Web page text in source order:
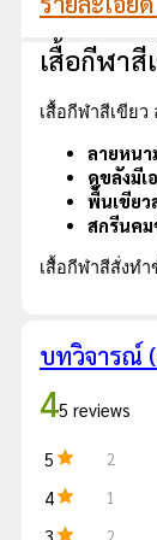
เสื้อกีฬาสี
เสื้อกีฬาสีเขีย
ลายหนา
ดูขลังมี
พื้นเขียว
สกรีนคม
เสื้อกีฬาสีสั่งท
บทวิจารณ์
45 reviews
5 2
4 1